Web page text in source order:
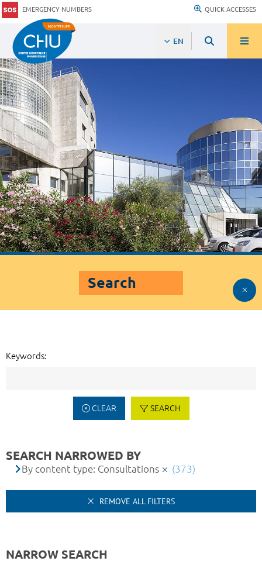
EMERGENCY NUMBERS QUICK ACCESSES
EN
Search
Keywords:
CLEAR SEARCH
SEARCH NARROWED BY
By content type: Consultations (373)
REMOVE ALL FILTERS
NARROW SEARCH